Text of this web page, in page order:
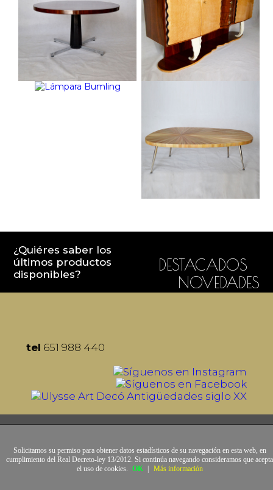
¿Quiéres saber los
últimos productos
disponibles?
DESTACADOS
NOVEDADES
tel 651 988 440
Solicitamos su permiso para obtener datos estadísticos de su navegación en esta web, en
cumplimiento del Real Decreto-ley 13/2012. Si continúa navegando consideramos que acepta
el uso de cookies. OK Más información